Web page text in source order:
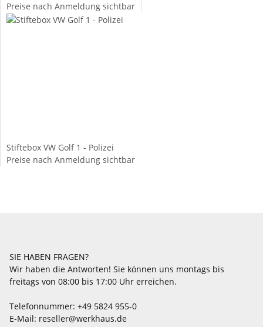
Preise nach Anmeldung sichtbar
Stiftebox VW Golf 1 - Polizei
Preise nach Anmeldung sichtbar
SIE HABEN FRAGEN?
Wir haben die Antworten! Sie können uns montags bis
freitags von 08:00 bis 17:00 Uhr erreichen.
Telefonnummer: +49 5824 955-0
E-Mail: reseller@werkhaus.de